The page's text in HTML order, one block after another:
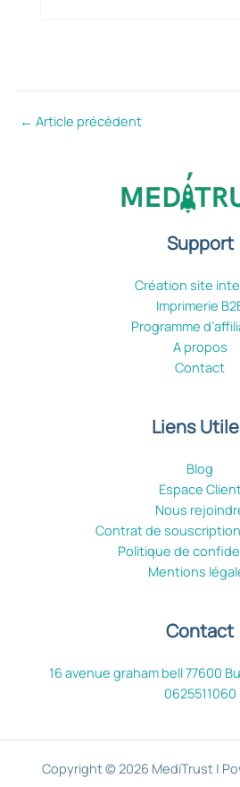
← Article précédent
Support
Création site
Imprimerie
Programme
A propos
Contact
Liens
Blog
Espace
Nous
Contrat de
Politique de
Mentions
Contact
16 avenue graham bell 77600
0625511060
Copyright © 2026 MediTrust |